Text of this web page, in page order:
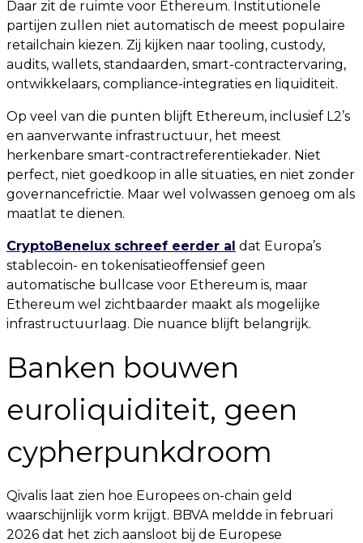
Daar zit de ruimte voor Ethereum. Institutionele
partijen zullen niet automatisch de meest populaire
retailchain kiezen. Zij kijken naar tooling, custody,
audits, wallets, standaarden, smart-contractervaring,
ontwikkelaars, compliance-integraties en liquiditeit.
Op veel van die punten blijft Ethereum, inclusief L2’s
en aanverwante infrastructuur, het meest
herkenbare smart-contractreferentiekader. Niet
perfect, niet goedkoop in alle situaties, en niet zonder
governancefrictie. Maar wel volwassen genoeg om als
maatlat te dienen.
CryptoBenelux schreef eerder al dat Europa’s
stablecoin- en tokenisatieoffensief geen
automatische bullcase voor Ethereum is, maar
Ethereum wel zichtbaarder maakt als mogelijke
infrastructuurlaag. Die nuance blijft belangrijk.
Banken bouwen
euroliquiditeit, geen
cypherpunkdroom
Qivalis laat zien hoe Europees on-chain geld
waarschijnlijk vorm krijgt. BBVA meldde in februari
2026 dat het zich aansloot bij de Europese